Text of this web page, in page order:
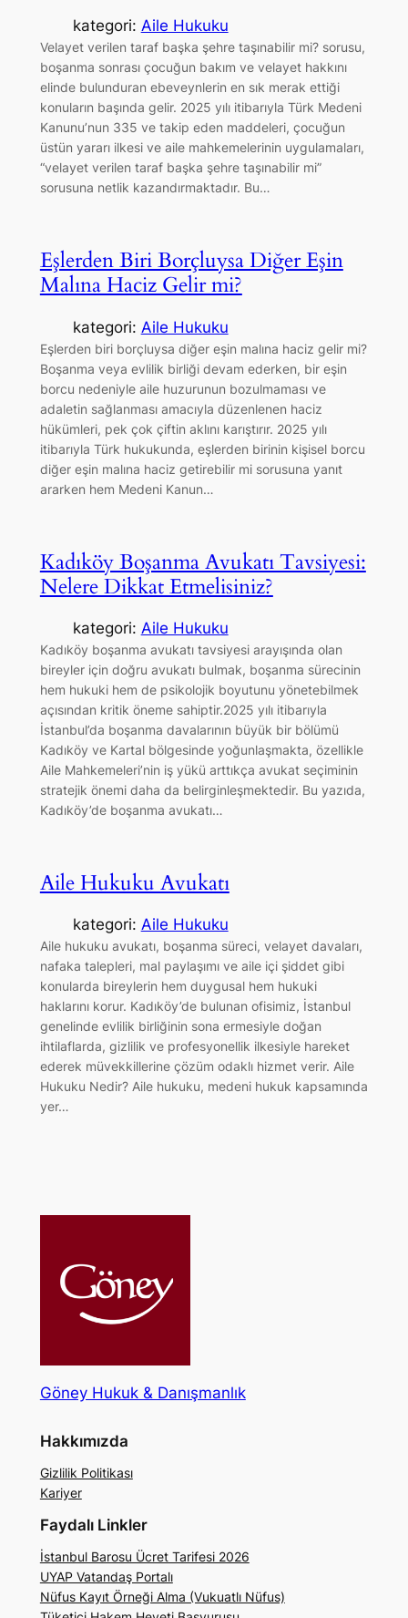
kategori: Aile Hukuku
Velayet verilen taraf başka şehre taşınabilir mi? sorusu,
boşanma sonrası çocuğun bakım ve velayet hakkını
elinde bulunduran ebeveynlerin en sık merak ettiği
konuların başında gelir. 2025 yılı itibarıyla Türk Medeni
Kanunu’nun 335 ve takip eden maddeleri, çocuğun
üstün yararı ilkesi ve aile mahkemelerinin uygulamaları,
“velayet verilen taraf başka şehre taşınabilir mi”
sorusuna netlik kazandırmaktadır. Bu…
Eşlerden Biri Borçluysa Diğer Eşin
Malına Haciz Gelir mi?
kategori: Aile Hukuku
Eşlerden biri borçluysa diğer eşin malına haciz gelir mi?
Boşanma veya evlilik birliği devam ederken, bir eşin
borcu nedeniyle aile huzurunun bozulmaması ve
adaletin sağlanması amacıyla düzenlenen haciz
hükümleri, pek çok çiftin aklını karıştırır. 2025 yılı
itibarıyla Türk hukukunda, eşlerden birinin kişisel borcu
diğer eşin malına haciz getirebilir mi sorusuna yanıt
ararken hem Medeni Kanun…
Kadıköy Boşanma Avukatı Tavsiyesi:
Nelere Dikkat Etmelisiniz?
kategori: Aile Hukuku
Kadıköy boşanma avukatı tavsiyesi arayışında olan
bireyler için doğru avukatı bulmak, boşanma sürecinin
hem hukuki hem de psikolojik boyutunu yönetebilmek
açısından kritik öneme sahiptir.2025 yılı itibarıyla
İstanbul’da boşanma davalarının büyük bir bölümü
Kadıköy ve Kartal bölgesinde yoğunlaşmakta, özellikle
Aile Mahkemeleri’nin iş yükü arttıkça avukat seçiminin
stratejik önemi daha da belirginleşmektedir. Bu yazıda,
Kadıköy’de boşanma avukatı…
Aile Hukuku Avukatı
kategori: Aile Hukuku
Aile hukuku avukatı, boşanma süreci, velayet davaları,
nafaka talepleri, mal paylaşımı ve aile içi şiddet gibi
konularda bireylerin hem duygusal hem hukuki
haklarını korur. Kadıköy’de bulunan ofisimiz, İstanbul
genelinde evlilik birliğinin sona ermesiyle doğan
ihtilaflarda, gizlilik ve profesyonellik ilkesiyle hareket
ederek müvekkillerine çözüm odaklı hizmet verir. Aile
Hukuku Nedir? Aile hukuku, medeni hukuk kapsamında
yer…
Göney Hukuk & Danışmanlık
Hakkımızda
Gizlilik Politikası
Kariyer
Faydalı Linkler
İstanbul Barosu Ücret Tarifesi 2026
UYAP Vatandaş Portalı
Nüfus Kayıt Örneği Alma (Vukuatlı Nüfus)